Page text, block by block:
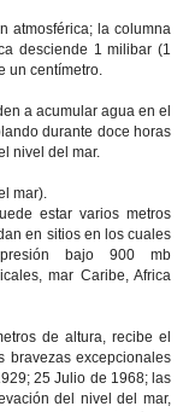
atmosférica; la columna
desciende 1 milibar (1
un centímetro.
a acumular agua en el
durante doce horas
nivel del mar.
mar).
estar varios metros
en sitios en los cuales
bajo 900 mb
mar Caribe, Africa
de altura, recibe el
bravezas excepcionales
25 Julio de 1968; las
del nivel del mar,